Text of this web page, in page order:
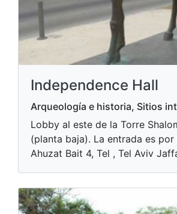
Independence Hall
Arqueología e historia, Sitios
Lobby al este de la Torre
(planta baja). La entrada es por
Ahuzat Bait 4, Tel , Tel Aviv